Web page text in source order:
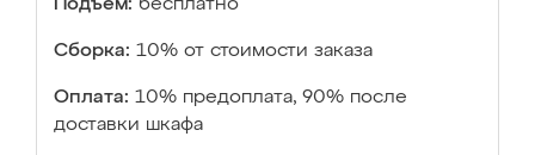
Подъём: бесплатно
Сборка: 10% от стоимости заказа
Оплата: 10% предоплата, 90% после
доставки шкафа